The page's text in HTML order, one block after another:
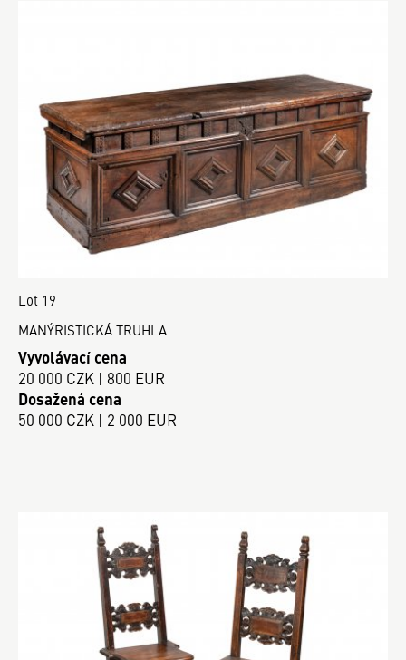
Lot 19
MANÝRISTICKÁ TRUHLA
Vyvolávací cena
20 000 CZK | 800 EUR
Dosažená cena
50 000 CZK | 2 000 EUR